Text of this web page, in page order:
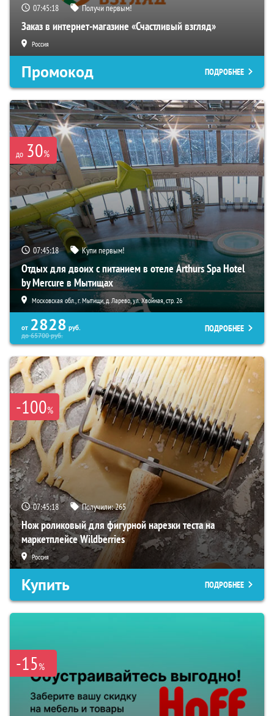
07:45:17 Получи первым!
Заказ в интернет-магазине «Счастливый взгляд»
Россия
Промокод ПОДРОБНЕЕ
до 30%
07:45:17 Купи первым!
Отдых для двоих с питанием в отеле Arthurs Spa Hotel
by Mercure в Мытищах
Московская обл., г. Мытищи, д. Ларево, ул. Хвойная, стр. 26
от 2828 руб.
до65700руб.
ПОДРОБНЕЕ
-100%
07:45:17 Получили:265
Нож роликовый для фигурной нарезки теста на
маркетплейсе Wildberries
Россия
Купить ПОДРОБНЕЕ
-15%